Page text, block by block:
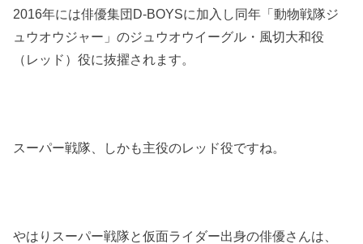
2016年には俳優集団D-BOYSに加入し同年「動物戦隊ジ
ュウオウジャー」のジュウオウイーグル・風切大和役
（レッド）役に抜擢されます。
スーパー戦隊、しかも主役のレッド役ですね。
やはりスーパー戦隊と仮面ライダー出身の俳優さんは、